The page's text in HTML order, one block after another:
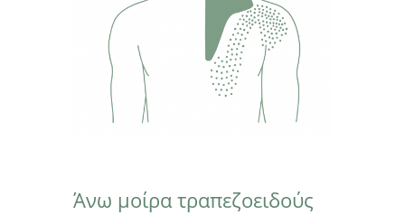
Άνω μοίρα τραπεζοειδούς